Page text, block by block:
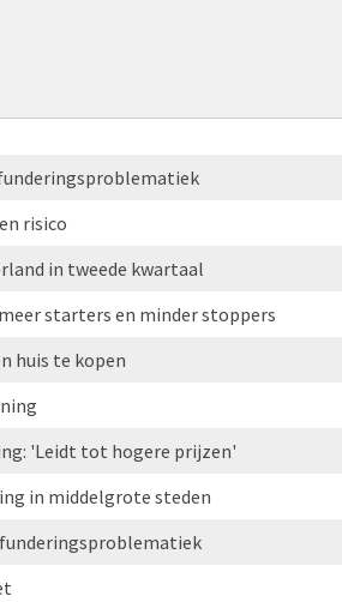
risico
in tweede kwartaal
starters en minder stoppers
huis te kopen
'Leidt tot hogere prijzen'
in middelgrote steden